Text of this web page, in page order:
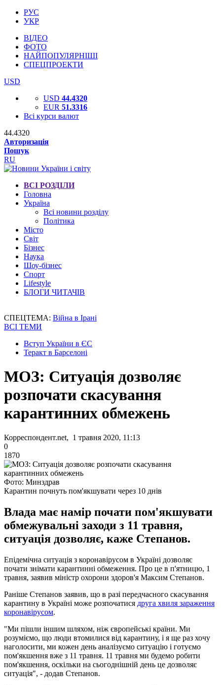
РУС
УКР
ВІДЕО
ФОТО
НАЙПОПУЛЯРНІШІ
СПЕЦПРОЕКТИ
USD
USD 44.4320
EUR 51.3316
Всі курси валют
44.4320
Авторизація
Пошук
RU
ВСІ РОЗДІЛИ
Головна
Україна
Всі новини розділу
Політика
Місто
Світ
Бізнес
Наука
Шоу-бізнес
Спорт
Lifestyle
БЛОГИ ЧИТАЧІВ
СПЕЦТЕМА: Війна в Ірані
ВСІ ТЕМИ
Вступ України в ЄС
Теракт в Барселоні
МОЗ: Ситуація дозволяє
розпочати скасування
карантинних обмежень
Корреспондент.net, 1 травня 2020, 11:13
0
1870
Фото: Минздрав
Карантин почнуть пом'якшувати через 10 днів
Влада має намір почати пом'якшувати
обмежувальні заходи з 11 травня,
ситуація дозволяє, каже Степанов.
Епідемічна ситуація з коронавірусом в Україні дозволяє
почати знімати карантинні обмеження. Про це в п'ятницю, 1
травня, заявив міністр охорони здоров'я Максим Степанов.
Раніше Степанов заявив, що в разі передчасного скасування
карантину в Україні може розпочатися друга хвиля зараження
коронавірусом.
"Ми пішли іншим шляхом, ніж європейські країни. Ми
розуміємо, що люди втомилися від карантину, і я ще раз хочу
наголосити, ми кожен день аналізуємо ситуацію і готуємо
пом'якшення вже з 11 травня. 11 травня ми будемо робити
пом'якшення, оскільки на сьогоднішній день це дозволяє
ситуація", - додав Степанов.